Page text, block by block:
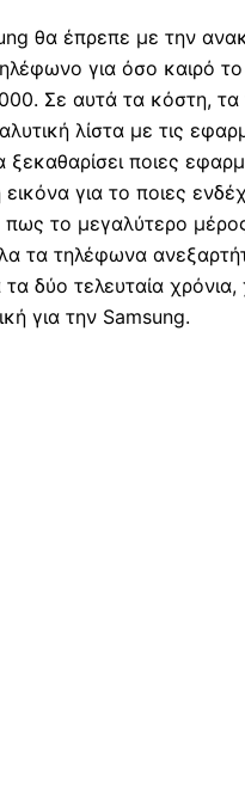
θα έπρεπε με την
για όσο καιρό
Σε αυτά τα κόστη, τα
λίστα με τις
ποιες
για το ποιες
το μεγαλύτερο μέρος
τα τηλέφωνα
δύο τελευταία
για την Samsung.